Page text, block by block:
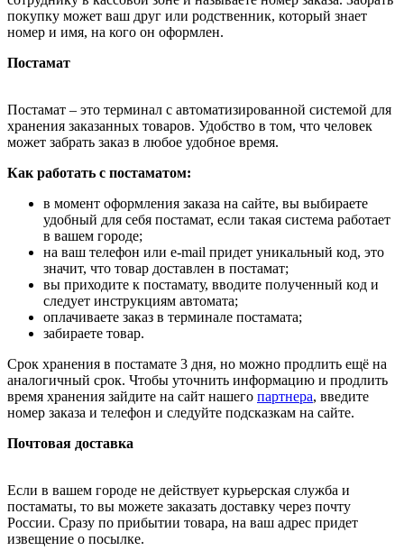
покупку может ваш друг или родственник, который знает
номер и имя, на кого он оформлен.
Постамат
Постамат – это терминал с автоматизированной системой для
хранения заказанных товаров. Удобство в том, что человек
может забрать заказ в любое удобное время.
Как работать с постаматом:
в момент оформления заказа на сайте, вы выбираете
удобный для себя постамат, если такая система работает
в вашем городе;
на ваш телефон или e-mail придет уникальный код, это
значит, что товар доставлен в постамат;
вы приходите к постамату, вводите полученный код и
следует инструкциям автомата;
оплачиваете заказ в терминале постамата;
забираете товар.
Срок хранения в постамате 3 дня, но можно продлить ещё на
аналогичный срок. Чтобы уточнить информацию и продлить
время хранения зайдите на сайт нашего партнера, введите
номер заказа и телефон и следуйте подсказкам на сайте.
Почтовая доставка
Если в вашем городе не действует курьерская служба и
постаматы, то вы можете заказать доставку через почту
России. Сразу по прибытии товара, на ваш адрес придет
извещение о посылке.